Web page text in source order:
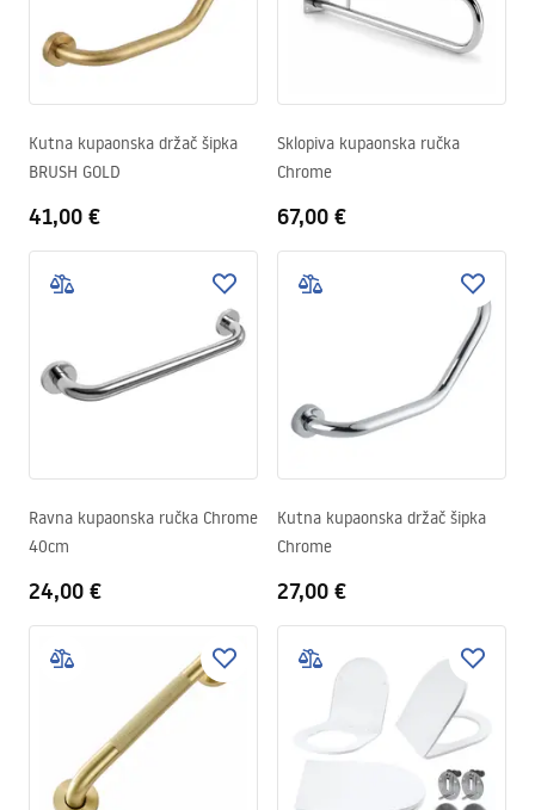
Kutna kupaonska držač šipka
BRUSH GOLD
41,00 €
Sklopiva kupaonska ručka
Chrome
67,00 €
Ravna kupaonska ručka Chrome
40cm
24,00 €
Kutna kupaonska držač šipka
Chrome
27,00 €